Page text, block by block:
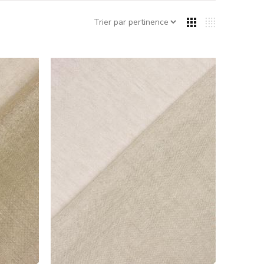
au temps et conservent longtemps leur éclat.
Normandie ? Cette fibre naturelle permet de
estivaux
de maison
de couette
du lin , parfaits pour des vêtements décontractés
au meilleur prix ! Commandez vos tissus made in